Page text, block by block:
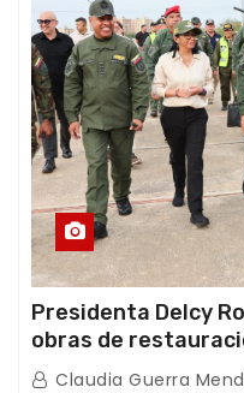
Presidenta Delcy
obras de
afectaciones
Claudia Guerra